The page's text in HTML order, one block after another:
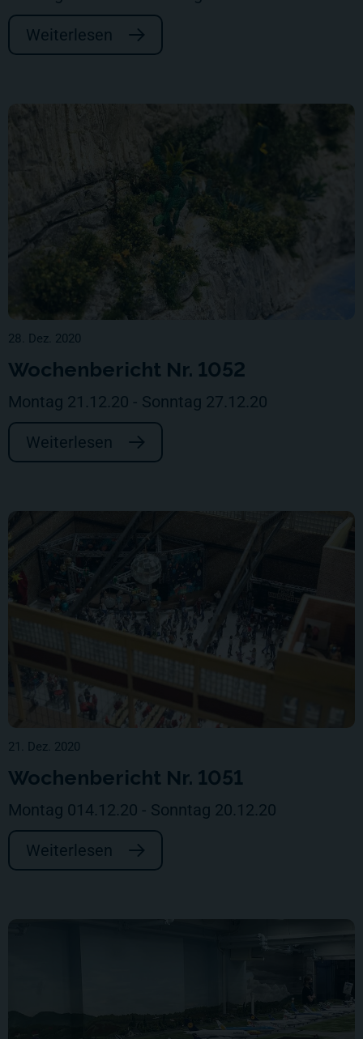
Weiterlesen
28. Dez. 2020
Wochenbericht Nr. 1052
Montag 21.12.20 - Sonntag 27.12.20
Weiterlesen
21. Dez. 2020
Wochenbericht Nr. 1051
Montag 014.12.20 - Sonntag 20.12.20
Weiterlesen